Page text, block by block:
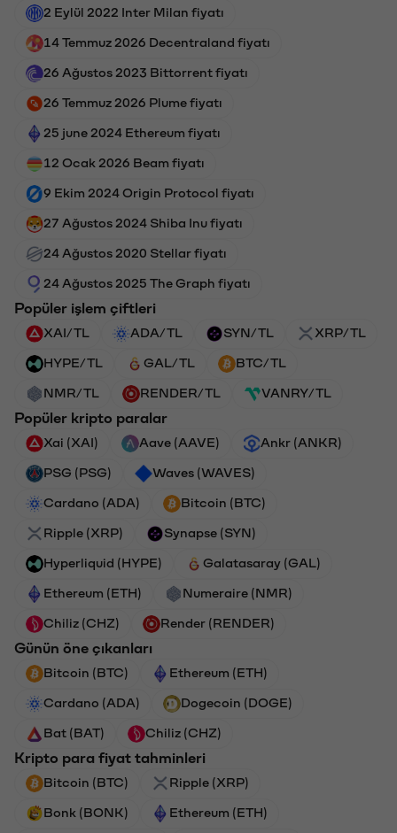
2 Eylül 2022 Inter Milan fiyatı
14 Temmuz 2026 Decentraland fiyatı
26 Ağustos 2023 Bittorrent fiyatı
26 Temmuz 2026 Plume fiyatı
25 june 2024 Ethereum fiyatı
12 Ocak 2026 Beam fiyatı
9 Ekim 2024 Origin Protocol fiyatı
27 Ağustos 2024 Shiba Inu fiyatı
24 Ağustos 2020 Stellar fiyatı
24 Ağustos 2025 The Graph fiyatı
Popüler işlem çiftleri
XAI/TL ADA/TL SYN/TL XRP/TL
HYPE/TL GAL/TL BTC/TL
NMR/TL RENDER/TL VANRY/TL
Popüler kripto paralar
Xai (XAI) Aave (AAVE) Ankr (ANKR)
PSG (PSG) Waves (WAVES)
Cardano (ADA) Bitcoin (BTC)
Ripple (XRP) Synapse (SYN)
Hyperliquid (HYPE) Galatasaray (GAL)
Ethereum (ETH) Numeraire (NMR)
Chiliz (CHZ) Render (RENDER)
Günün öne çıkanları
Bitcoin (BTC) Ethereum (ETH)
Cardano (ADA) Dogecoin (DOGE)
Bat (BAT) Chiliz (CHZ)
Kripto para fiyat tahminleri
Bitcoin (BTC) Ripple (XRP)
Bonk (BONK) Ethereum (ETH)